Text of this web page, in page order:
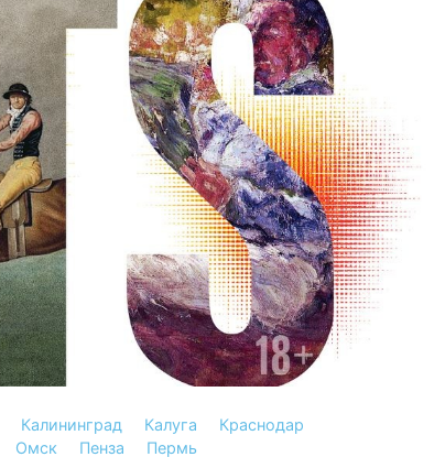
Калининград Калуга
Краснодар
Омск Пенза
Пермь